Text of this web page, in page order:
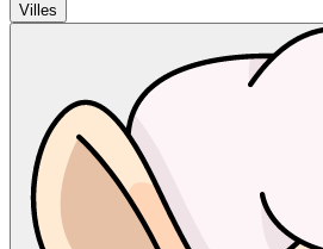
Villes